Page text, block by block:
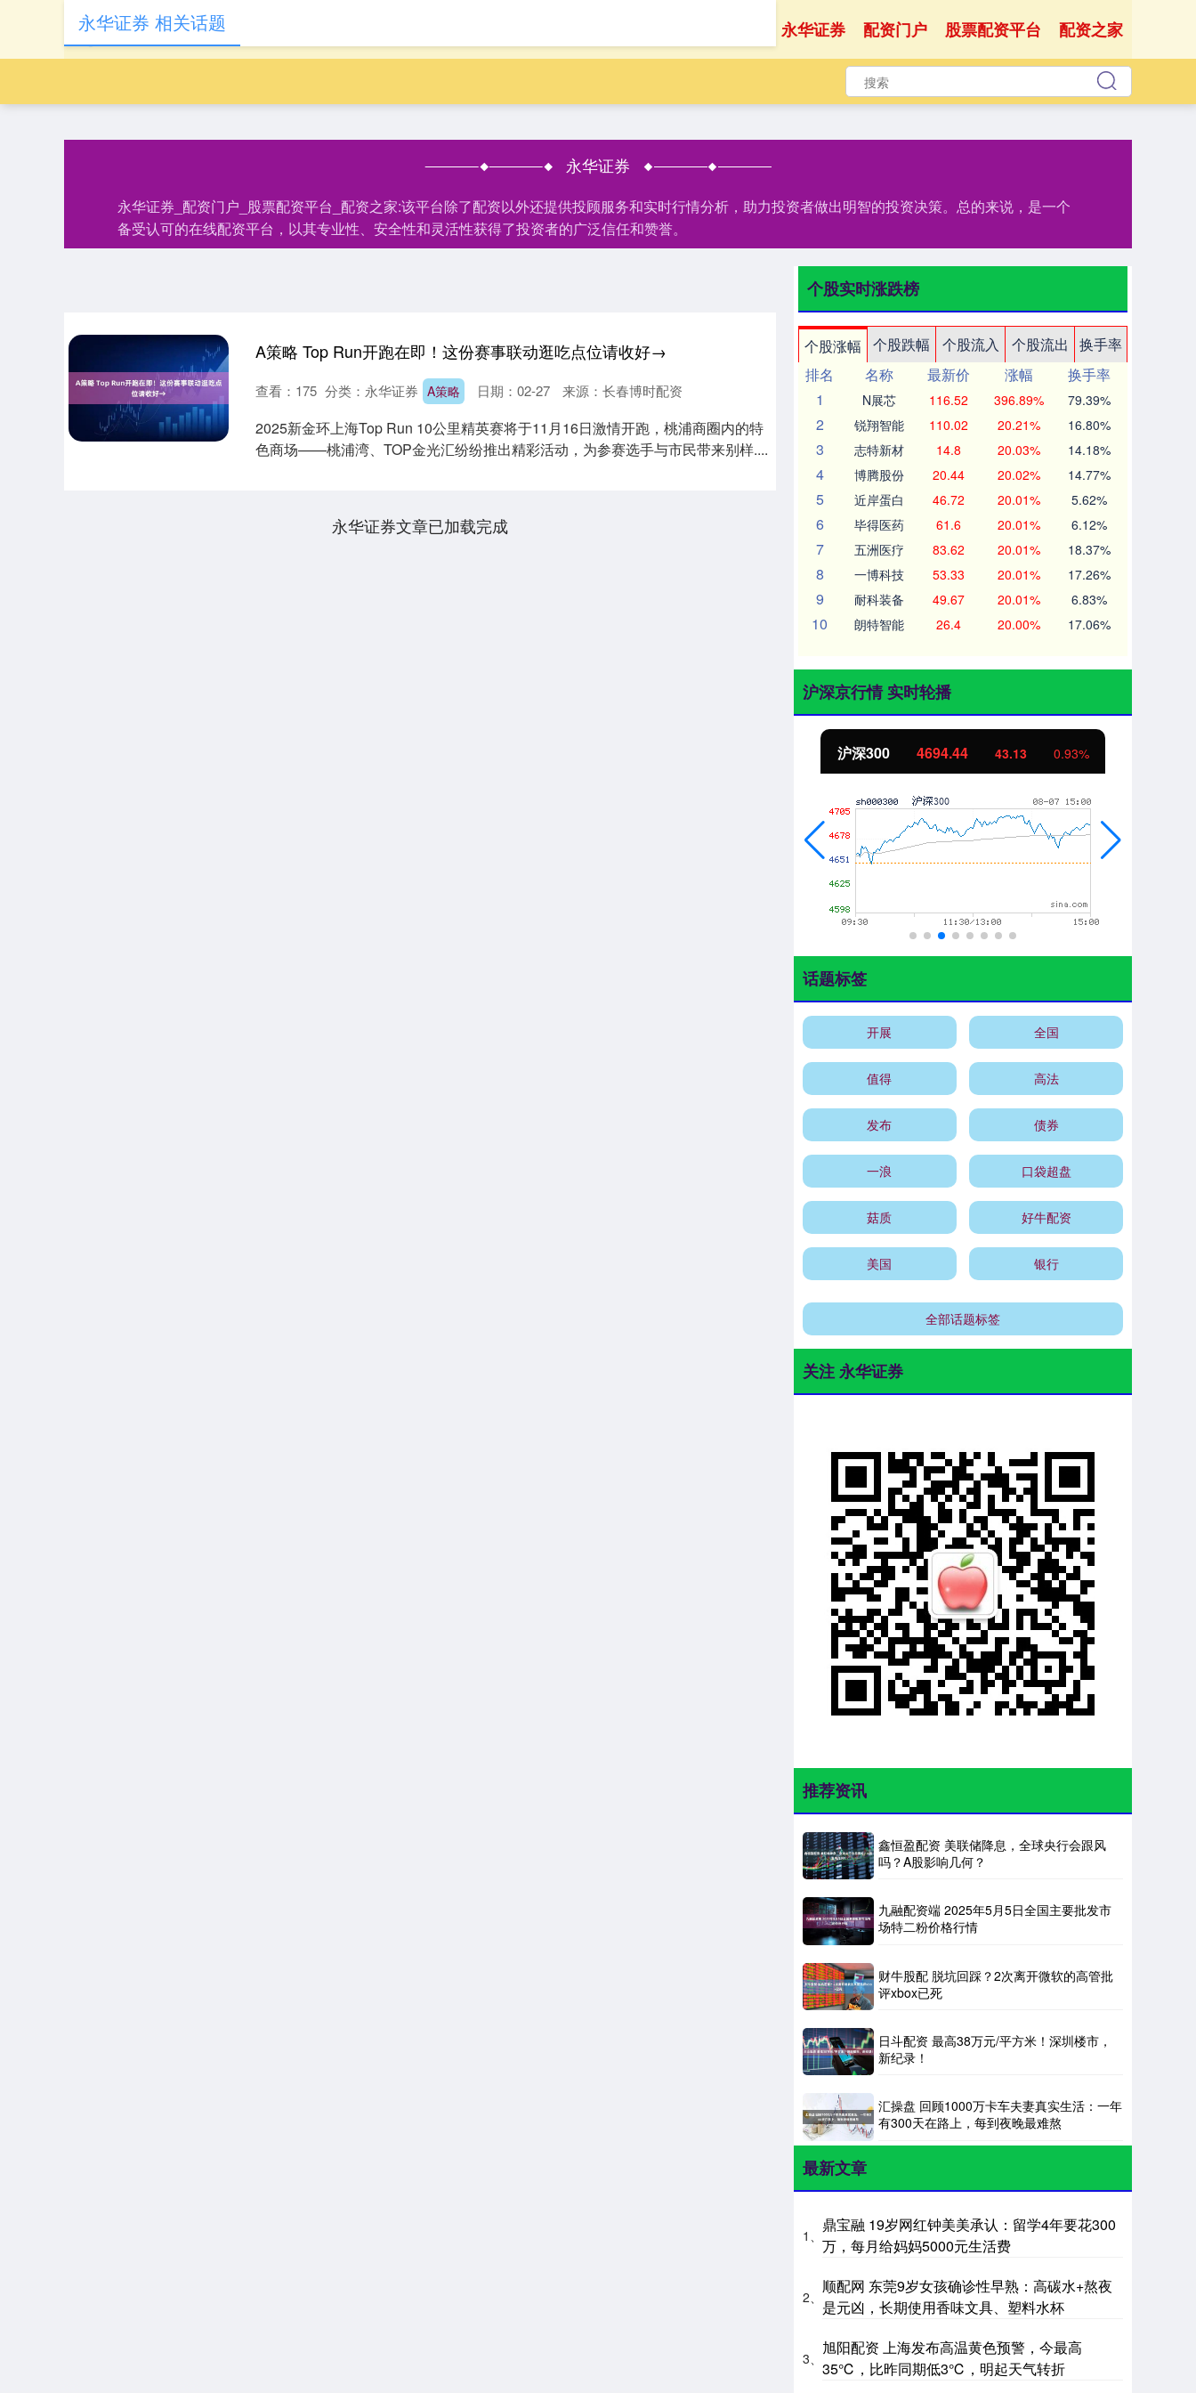
永华证券 配资门户 股票配资平台 配资之家
永华证券
永华证券_配资门户_股票配资平台_配资之家:该平台除了配资以外还提供投顾服务和实时行情分析，助力投资者做出明智的投资决策。总的来说，是一个
备受认可的在线配资平台，以其专业性、安全性和灵活性获得了投资者的广泛信任和赞誉。
永华证券 相关话题
A策略 Top Run开跑在即！这份赛事联动逛吃点位请收好→
A策略 日期：02-27 来源：长春博时配资
查看： 175 分类： 永华证券
2025新金环上海Top Run 10公里精英赛将于11月16日激情开跑，桃浦商圈内的特
色商场——桃浦湾、TOP金光汇纷纷推出精彩活动，为参赛选手与市民带来别样....
永华证券文章已加载完成
个股实时涨跌榜
个股涨幅 个股跌幅 个股流入 个股流出
换手率
排名
名称 最新价 涨幅
换手率
1
N展芯 116.52 396.89% 79.39%
2 锐翔智能 110.02 20.21% 16.80%
3 志特新材 14.8 20.03% 14.18%
4 博腾股份 20.44 20.02% 14.77%
5 近岸蛋白 46.72 20.01% 5.62%
6 毕得医药 61.6 20.01% 6.12%
7 五洲医疗 83.62 20.01% 18.37%
8 一博科技 53.33 20.01% 17.26%
9 耐科装备 49.67 20.01% 6.83%
10 朗特智能 26.4 20.00% 17.06%
沪深京行情 实时轮播
北证50 1134.24 11.37 1.01%
话题标签
开展 全国
值得 高法
发布 债券
一浪 口袋超盘
菇质 好牛配资
美国 银行
全部话题标签
关注 永华证券
推荐资讯
鑫恒盈配资 美联储降息，全球央行会跟风
吗？A股影响几何？
九融配资端 2025年5月5日全国主要批发市
场特二粉价格行情
财牛股配 脱坑回踩？2次离开微软的高管批
评xbox已死
日斗配资 最高38万元/平方米！深圳楼市，
新纪录！
汇操盘 回顾1000万卡车夫妻真实生活：一年
有300天在路上，每到夜晚最难熬
最新文章
1、
鼎宝融 19岁网红钟美美承认：留学4年要花300
万，每月给妈妈5000元生活费
2、
顺配网 东莞9岁女孩确诊性早熟：高碳水+熬夜
是元凶，长期使用香味文具、塑料水杯
3、
旭阳配资 上海发布高温黄色预警，今最高
35℃，比昨同期低3℃，明起天气转折